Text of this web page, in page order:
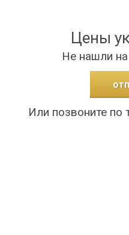
Цены
Не нашли
Или позвоните по